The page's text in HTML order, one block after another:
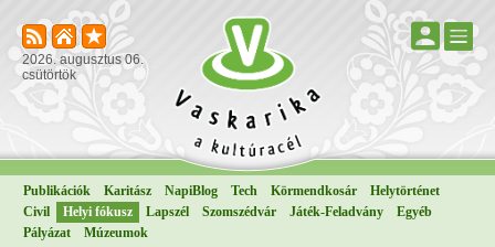
2026. augusztus 06.
csütörtök
Publikációk Karitász NapiBlog Tech Körmendkosár
Helytörténet
Civil
Helyi fókusz Lapszél Szomszédvár Játék-Feladvány
Egyéb
Pályázat
Múzeumok